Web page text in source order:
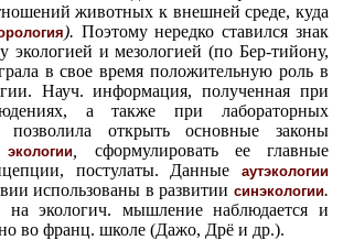
животных к внешней среде, куда
). Поэтому нередко ставился знак
экологией и мезологией (по Бер-тийону,
в свое время положительную роль в
Науч. информация, полученная при
а также при лабораторных
позволила открыть основные законы
сформулировать ее главные
постулаты. Данные аутэкологии
использованы в развитии синэкологии.
экологич. мышление наблюдается и
во франц. школе (Дажо, Дрё и др.).